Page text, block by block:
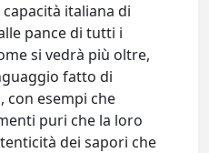
italiana di
pance di tutti i
si vedrà più oltre,
fatto di
con esempi che
puri che la loro
dei sapori che